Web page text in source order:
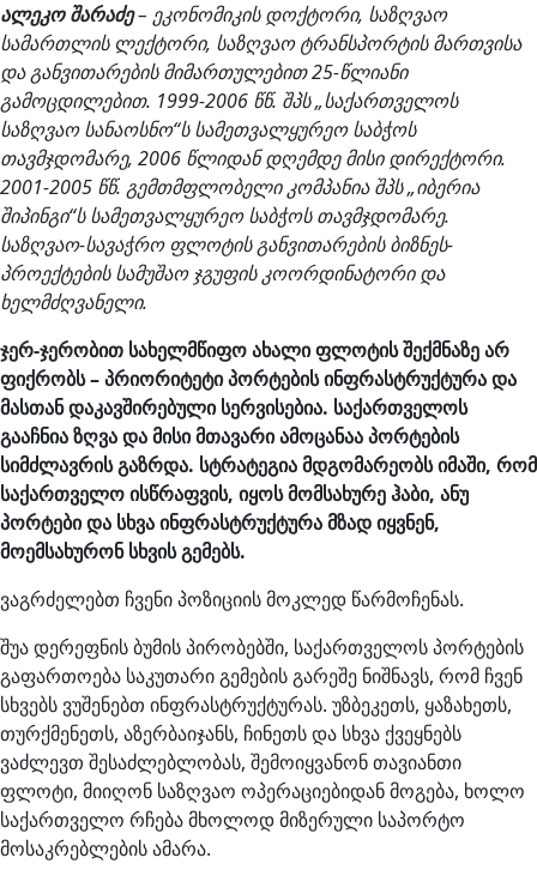
ალეკო შარაძე– ეკონომიკის დოქტორი, საზღვაო
სამართლის ლექტორი, საზღვაო ტრანსპორტის მართვისა
და განვითარების მიმართულებით 25-წლიანი
გამოცდილებით. 1999-2006 წწ. შპს „საქართველოს
საზღვაო სანაოსნო“ს სამეთვალყურეო საბჭოს
თავმჯდომარე, 2006 წლიდან დღემდე მისი დირექტორი.
2001-2005 წწ. გემთმფლობელი კომპანია შპს „იბერია
შიპინგი“ს სამეთვალყურეო საბჭოს თავმჯდომარე.
საზღვაო-სავაჭრო ფლოტის განვითარების ბიზნეს-
პროექტების სამუშაო ჯგუფის კოორდინატორი და
ხელმძღვანელი.
ჯერ-ჯერობით სახელმწიფო ახალი ფლოტის შექმნაზე არ
ფიქრობს – პრიორიტეტი პორტების ინფრასტრუქტურა და
მასთან დაკავშირებული სერვისებია. საქართველოს
გააჩნია ზღვა და მისი მთავარი ამოცანაა პორტების
სიმძლავრის გაზრდა. სტრატეგია მდგომარეობს იმაში, რომ
საქართველო ისწრაფვის, იყოს მომსახურე ჰაბი, ანუ
პორტები და სხვა ინფრასტრუქტურა მზად იყვნენ,
მოემსახურონ სხვის გემებს.
ვაგრძელებთ ჩვენი პოზიციის მოკლედ წარმოჩენას.
შუა დერეფნის ბუმის პირობებში, საქართველოს პორტების
გაფართოება საკუთარი გემების გარეშე ნიშნავს, რომ ჩვენ
სხვებს ვუშენებთ ინფრასტრუქტურას. უზბეკეთს, ყაზახეთს,
თურქმენეთს, აზერბაიჯანს, ჩინეთს და სხვა ქვეყნებს
ვაძლევთ შესაძლებლობას, შემოიყვანონ თავიანთი
ფლოტი, მიიღონ საზღვაო ოპერაციებიდან მოგება, ხოლო
საქართველო რჩება მხოლოდ მიზერული საპორტო
მოსაკრებლების ამარა.